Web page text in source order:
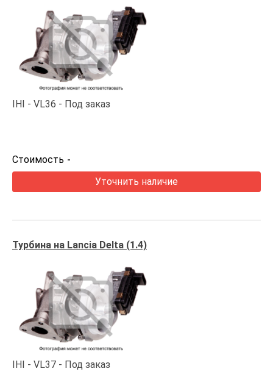
IHI VL36 Под заказ
Стоимость -
Уточнить наличие
Турбина на Lancia Delta (1.4)
IHI VL37 Под заказ